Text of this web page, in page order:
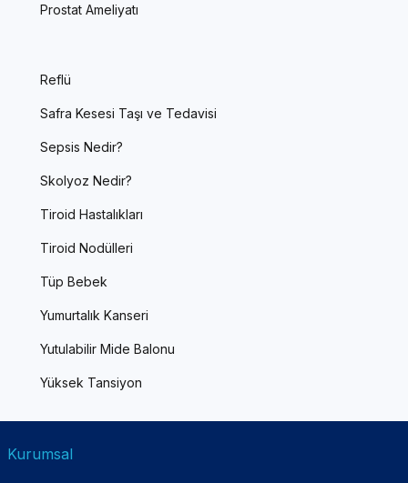
Prostat Ameliyatı
Reflü
Safra Kesesi Taşı ve Tedavisi
Sepsis Nedir?
Skolyoz Nedir?
Tiroid Hastalıkları
Tiroid Nodülleri
Tüp Bebek
Yumurtalık Kanseri
Yutulabilir Mide Balonu
Yüksek Tansiyon
Kurumsal